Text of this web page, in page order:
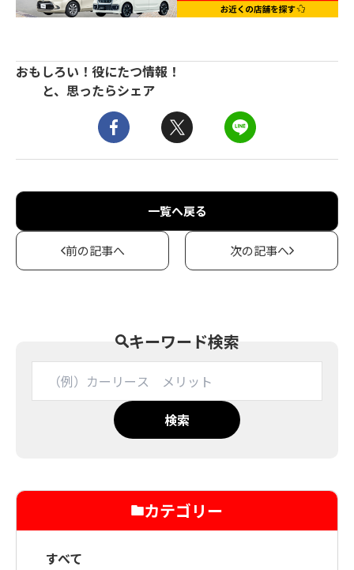
おもしろい！役にたつ情報！
と、思ったらシェア
一覧へ戻る
前の記事へ 次の記事へ
キーワード検索
検索
カテゴリー
すべて